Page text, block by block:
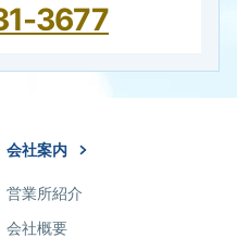
3677
会社案内
営業所紹介
会社概要